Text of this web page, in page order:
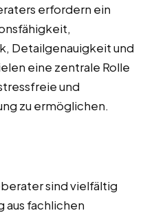
erfordern ein
Detailgenauigkeit und
eine zentrale Rolle
und
zu ermöglichen.
sind vielfältig
aus fachlichen